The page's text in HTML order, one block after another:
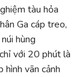
tàu hỏa
Ga cáp treo,
hùng
với 20 phút là
hình vãn cảnh